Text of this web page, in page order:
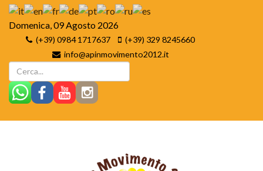
Domenica, 09 Agosto 2026
(+39) 0984 1717637
(+39) 329 8245660
info@apinmovimento2012.it